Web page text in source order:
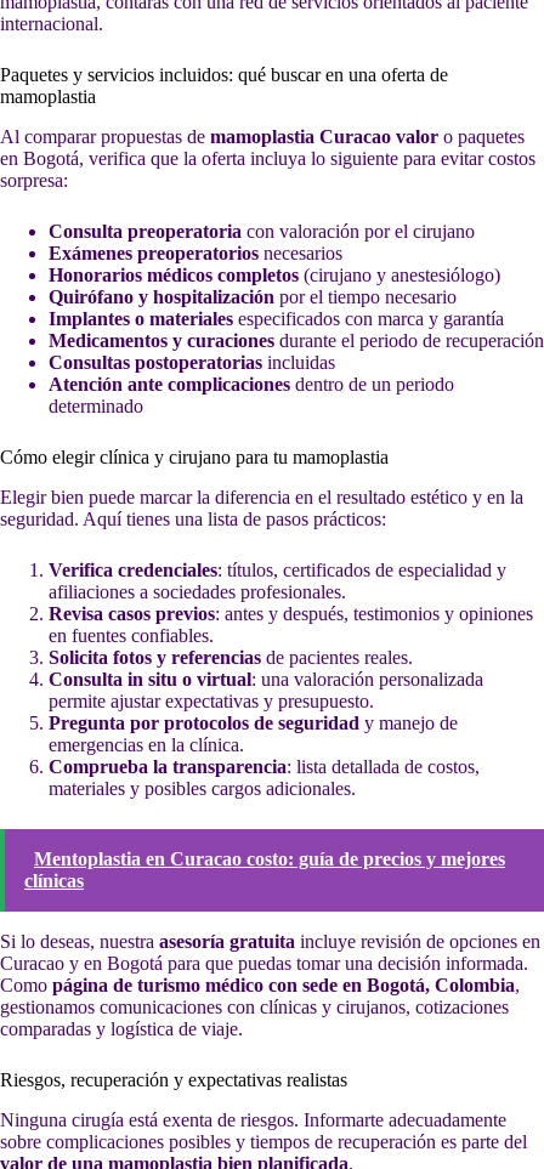
internacional.
Paquetes y servicios incluidos: qué buscar en una oferta de
mamoplastia
Al comparar propuestas de mamoplastia Curacao valor o paquetes
en Bogotá, verifica que la oferta incluya lo siguiente para evitar costos
sorpresa:
Consulta preoperatoria con valoración por el cirujano
Exámenes preoperatorios necesarios
Honorarios médicos completos (cirujano y anestesiólogo)
Quirófano y hospitalización por el tiempo necesario
Implantes o materiales especificados con marca y garantía
Medicamentos y curaciones durante el periodo de recuperación
Consultas postoperatorias incluidas
Atención ante complicaciones dentro de un periodo
determinado
Cómo elegir clínica y cirujano para tu mamoplastia
Elegir bien puede marcar la diferencia en el resultado estético y en la
seguridad. Aquí tienes una lista de pasos prácticos:
Verifica credenciales: títulos, certificados de especialidad y
afiliaciones a sociedades profesionales.
Revisa casos previos: antes y después, testimonios y opiniones
en fuentes confiables.
Solicita fotos y referencias de pacientes reales.
Consulta in situ o virtual: una valoración personalizada
permite ajustar expectativas y presupuesto.
Pregunta por protocolos de seguridad y manejo de
emergencias en la clínica.
Comprueba la transparencia: lista detallada de costos,
materiales y posibles cargos adicionales.
Mentoplastia en Curacao costo: guía de precios y mejores
clínicas
Si lo deseas, nuestra asesoría gratuita incluye revisión de opciones en
Curacao y en Bogotá para que puedas tomar una decisión informada.
Como página de turismo médico con sede en Bogotá, Colombia,
gestionamos comunicaciones con clínicas y cirujanos, cotizaciones
comparadas y logística de viaje.
Riesgos, recuperación y expectativas realistas
Ninguna cirugía está exenta de riesgos. Informarte adecuadamente
sobre complicaciones posibles y tiempos de recuperación es parte del
valor de una mamoplastia bien planificada.